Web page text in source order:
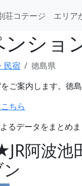
荘コテージ エリア
ショ
民宿
徳島県
ご案内します。徳
ちら
るデータをまとめま
阿波